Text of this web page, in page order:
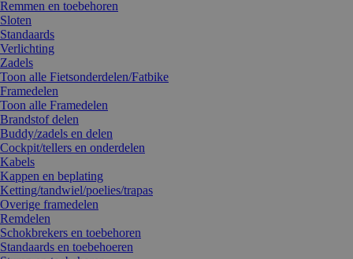
Remmen en toebehoren
Sloten
Standaards
Verlichting
Zadels
Toon alle Fietsonderdelen/Fatbike
Framedelen
Toon alle Framedelen
Brandstof delen
Buddy/zadels en delen
Cockpit/tellers en onderdelen
Kabels
Kappen en beplating
Ketting/tandwiel/poelies/trapas
Overige framedelen
Remdelen
Schokbrekers en toebehoren
Standaards en toebehoeren